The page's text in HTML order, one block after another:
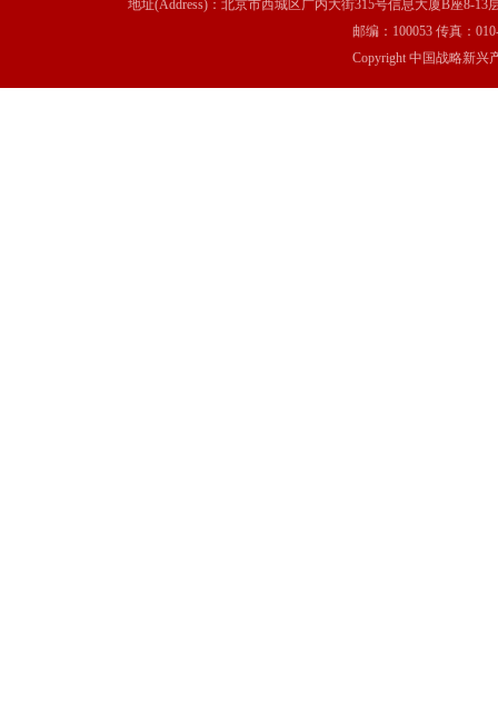
地址(Address)：北京市西城区广内大街315号信息大厦B座8-13
邮编：100053 传真：
Copyright 中国战略新兴